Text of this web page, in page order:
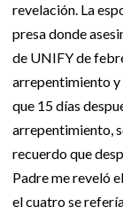
revelación. La
presa donde
de UNIFY de
arrepentimiento
que 15 días
arrepentimiento,
recuerdo que
Padre me reveló
el cuatro se